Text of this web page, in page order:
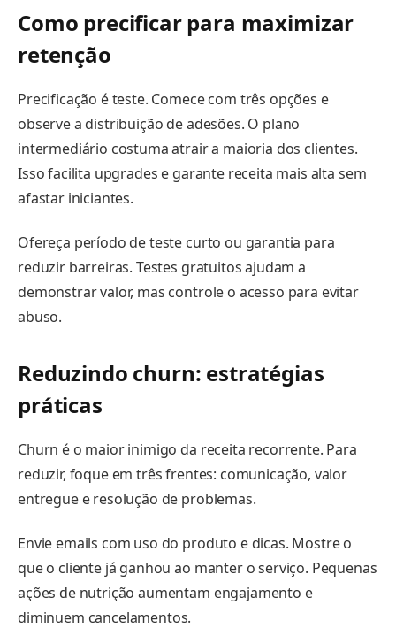
Como precificar para maximizar
retenção
Precificação é teste. Comece com três opções e
observe a distribuição de adesões. O plano
intermediário costuma atrair a maioria dos clientes.
Isso facilita upgrades e garante receita mais alta sem
afastar iniciantes.
Ofereça período de teste curto ou garantia para
reduzir barreiras. Testes gratuitos ajudam a
demonstrar valor, mas controle o acesso para evitar
abuso.
Reduzindo churn: estratégias
práticas
Churn é o maior inimigo da receita recorrente. Para
reduzir, foque em três frentes: comunicação, valor
entregue e resolução de problemas.
Envie emails com uso do produto e dicas. Mostre o
que o cliente já ganhou ao manter o serviço. Pequenas
ações de nutrição aumentam engajamento e
diminuem cancelamentos.